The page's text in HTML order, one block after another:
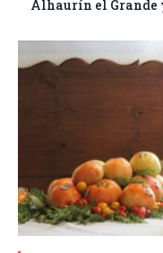
Alhaurín el Grande